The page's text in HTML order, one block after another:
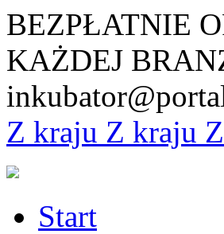
BEZPŁATNIE
KAŻDEJ
Z kraju Z kraju
Start